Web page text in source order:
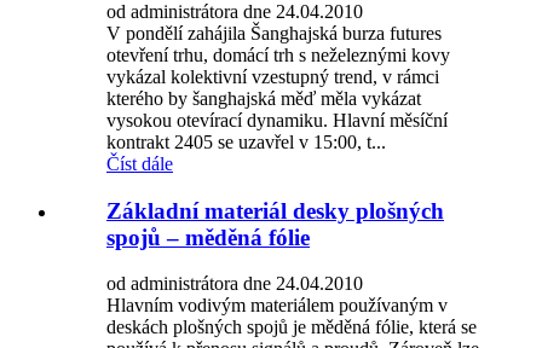
od administrátora dne 24.04.2010
V pondělí zahájila Šanghajská burza futures
otevření trhu, domácí trh s neželeznými kovy
vykázal kolektivní vzestupný trend, v rámci
kterého by šanghajská měď měla vykázat
vysokou otevírací dynamiku. Hlavní měsíční
kontrakt 2405 se uzavřel v 15:00, t...
Číst dále
Základní materiál desky plošných
spojů – měděná fólie
od administrátora dne 24.04.2010
Hlavním vodivým materiálem používaným v
deskách plošných spojů je měděná fólie, která se